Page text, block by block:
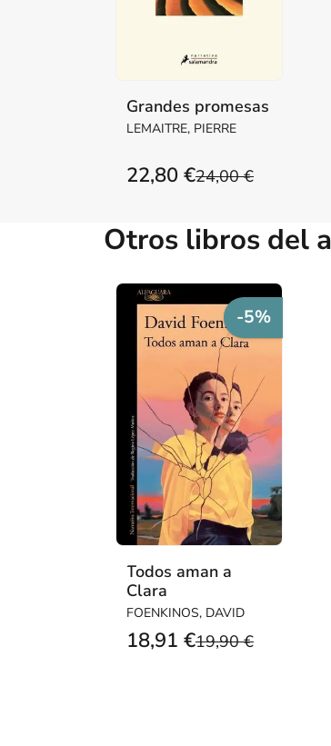
Grandes promesas
LEMAITRE, PIERRE
24,00 €
22,80 €
Otros libros del
-5%
Todos aman a
Clara
FOENKINOS, DAVID
19,90 €
18,91 €